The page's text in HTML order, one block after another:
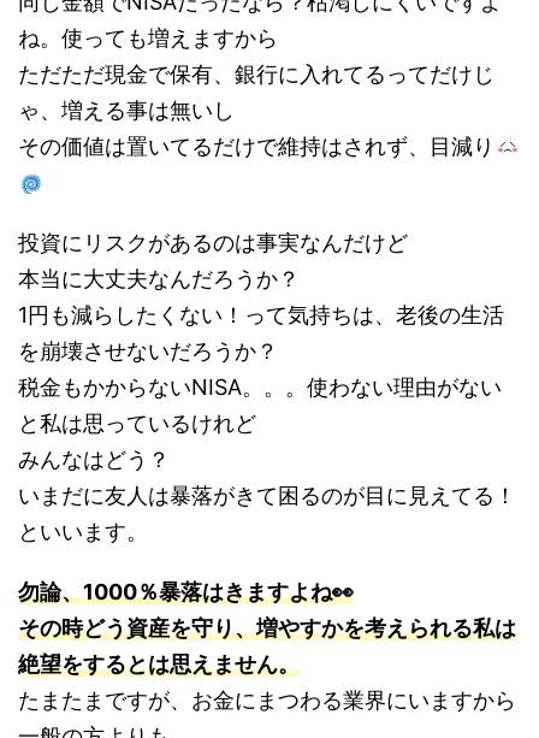
ね。使っても増えますから
ただただ現金で保有、銀行に入れてるってだけじ
ゃ、増える事は無いし
その価値は置いてるだけで維持はされず、目減り
投資にリスクがあるのは事実なんだけど
本当に大丈夫なんだろうか？
1円も減らしたくない！って気持ちは、老後の生活
を崩壊させないだろうか？
税金もかからないNISA。。。使わない理由がない
と私は思っているけれど
みんなはどう？
いまだに友人は暴落がきて困るのが目に見えてる！
といいます。
勿論、1000％暴落はきますよね👀
その時どう資産を守り、増やすかを考えられる私は
絶望をするとは思えません。
たまたまですが、お金にまつわる業界にいますから